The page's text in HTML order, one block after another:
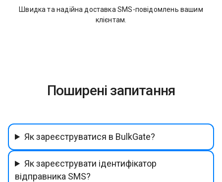
Швидка та надійна доставка SMS-повідомлень вашим
клієнтам.
Поширені запитання
Як зареєструватися в BulkGate?
Як зареєструвати ідентифікатор
відправника SMS?